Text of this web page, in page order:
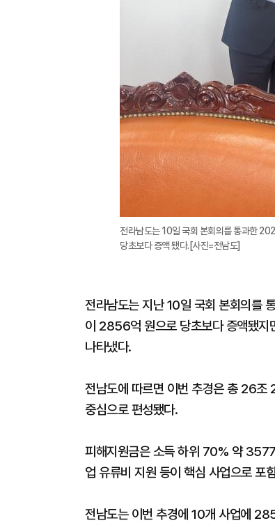
전라남도는 10일 국회 본회의를 통과한
당초보다 증액 됐다.[사진=전남도]
전라남도는 지난 10일 국회 본회의를
이 2856억 원으로 당초보다 증액됐지
나타냈다.
전남도에 따르면 이번 추경은 총 26조
중심으로 편성됐다.
피해지원금은 소득 하위 70% 약
업 유류비 지원 등이 핵심 사업으로 포
전남도는 이번 추경에 10개 사업에